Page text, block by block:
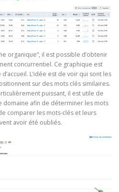
organique”, il est possible d’obtenir
concurrentiel. Ce graphique est
L’idée est de voir qui sont les
sur des mots clés similaires.
puissant, il est utile de
domaine afin de déterminer les mots
comparer les mots-clés et leurs
avoir été oubliés.